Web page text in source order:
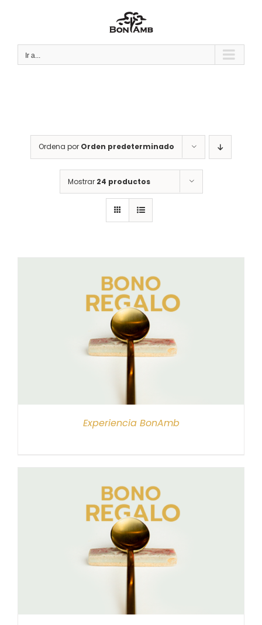
Ir a...
Ordena por Orden predeterminado
Mostrar 24 productos
Experiencia BonAmb